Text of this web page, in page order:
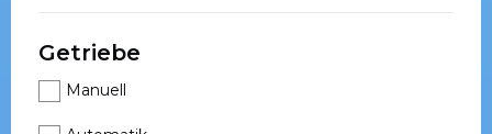
Getriebe
Manuell